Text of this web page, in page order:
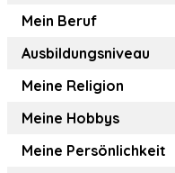
Mein Beruf
Ausbildungsniveau
Meine Religion
Meine Hobbys
Meine Persönlichkeit